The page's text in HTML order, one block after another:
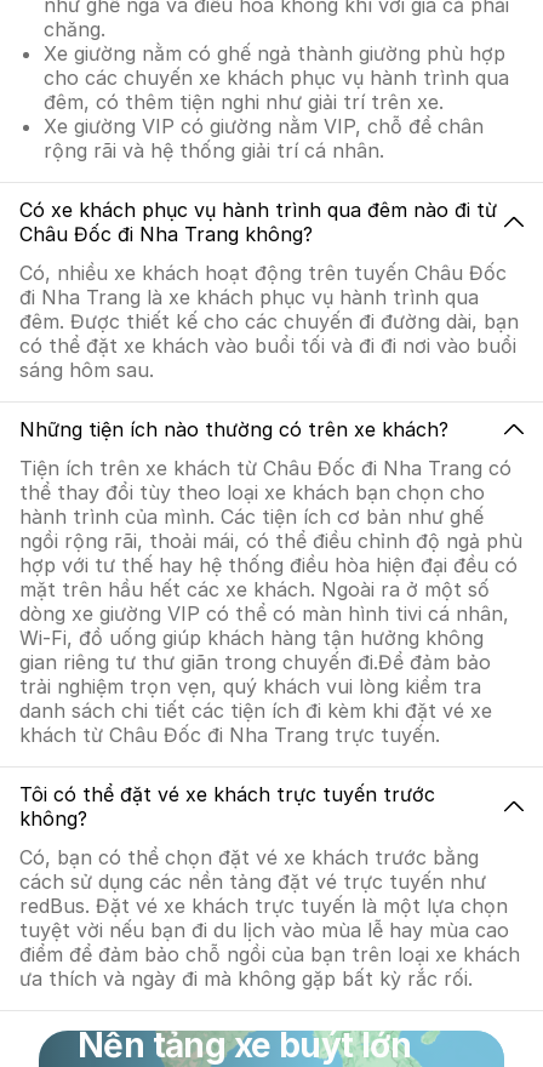
như ghế ngả và điều hòa không khí với giá cả phải
chăng.
Xe giường nằm có ghế ngả thành giường phù hợp
cho các chuyến xe khách phục vụ hành trình qua
đêm, có thêm tiện nghi như giải trí trên xe.
Xe giường VIP có giường nằm VIP, chỗ để chân
rộng rãi và hệ thống giải trí cá nhân.
Có xe khách phục vụ hành trình qua đêm nào đi từ
Châu Đốc đi Nha Trang không?
Có, nhiều xe khách hoạt động trên tuyến Châu Đốc
đi Nha Trang là xe khách phục vụ hành trình qua
đêm. Được thiết kế cho các chuyến đi đường dài, bạn
có thể đặt xe khách vào buổi tối và đi đi nơi vào buổi
sáng hôm sau.
Những tiện ích nào thường có trên xe khách?
Tiện ích trên xe khách từ Châu Đốc đi Nha Trang có
thể thay đổi tùy theo loại xe khách bạn chọn cho
hành trình của mình. Các tiện ích cơ bản như ghế
ngồi rộng rãi, thoải mái, có thể điều chỉnh độ ngả phù
hợp với tư thế hay hệ thống điều hòa hiện đại đều có
mặt trên hầu hết các xe khách. Ngoài ra ở một số
dòng xe giường VIP có thể có màn hình tivi cá nhân,
Wi-Fi, đồ uống giúp khách hàng tận hưởng không
gian riêng tư thư giãn trong chuyến đi.Để đảm bảo
trải nghiệm trọn vẹn, quý khách vui lòng kiểm tra
danh sách chi tiết các tiện ích đi kèm khi đặt vé xe
khách từ Châu Đốc đi Nha Trang trực tuyến.
Tôi có thể đặt vé xe khách trực tuyến trước
không?
Có, bạn có thể chọn đặt vé xe khách trước bằng
cách sử dụng các nền tảng đặt vé trực tuyến như
redBus. Đặt vé xe khách trực tuyến là một lựa chọn
tuyệt vời nếu bạn đi du lịch vào mùa lễ hay mùa cao
điểm để đảm bảo chỗ ngồi của bạn trên loại xe khách
ưa thích và ngày đi mà không gặp bất kỳ rắc rối.
Nền tảng xe buýt lớn